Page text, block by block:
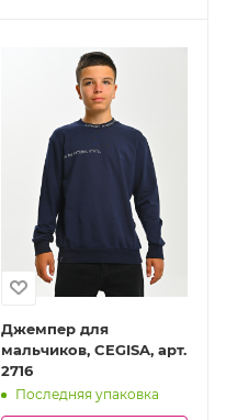
Джемпер для
мальчиков, CEGISA, арт.
2716
Последняя упаковка